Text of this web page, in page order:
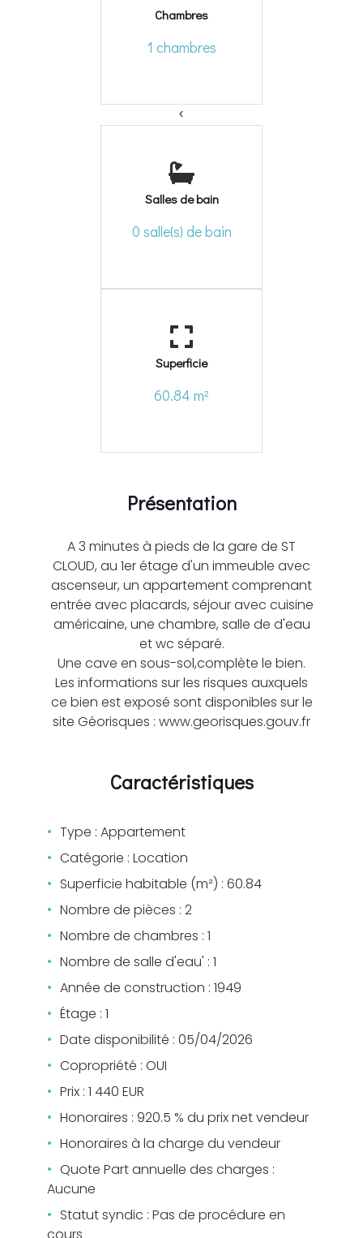
Chambres
1 chambres
<
Salles de bain
0 salle(s) de bain
Superficie
60.84 m²
Présentation
A 3 minutes à pieds de la gare de ST
CLOUD, au 1er étage d'un immeuble avec
ascenseur, un appartement comprenant
entrée avec placards, séjour avec cuisine
américaine, une chambre, salle de d'eau
et wc séparé.
Une cave en sous-sol,complète le bien.
Les informations sur les risques auxquels
ce bien est exposé sont disponibles sur le
site Géorisques : www.georisques.gouv.fr
Caractéristiques
Type : Appartement
Catégorie : Location
Superficie habitable (m²) : 60.84
Nombre de pièces : 2
Nombre de chambres : 1
Nombre de salle d'eau' : 1
Année de construction : 1949
Étage : 1
Date disponibilité : 05/04/2026
Copropriété : OUI
Prix : 1 440 EUR
Honoraires : 920.5 % du prix net vendeur
Honoraires à la charge du vendeur
Quote Part annuelle des charges :
Aucune
Statut syndic : Pas de procédure en